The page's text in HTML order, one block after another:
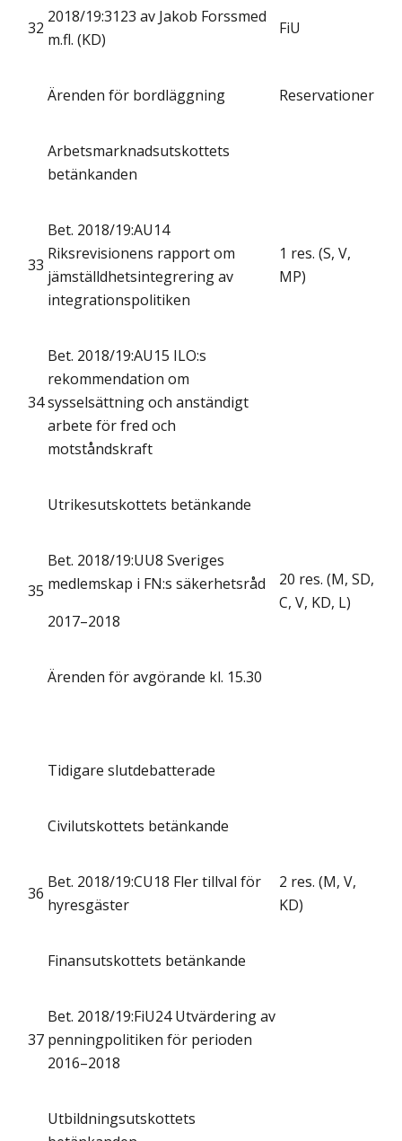
32
2018/19:3123 av Jakob Forssmed
m.fl. (KD)
FiU
Ärenden för bordläggning Reservationer
Arbetsmarknadsutskottets
betänkanden
33
Bet. 2018/19:AU14
Riksrevisionens rapport om
jämställdhetsintegrering av
integrationspolitiken
1 res. (S, V,
MP)
34
Bet. 2018/19:AU15 ILO:s
rekommendation om
sysselsättning och anständigt
arbete för fred och
motståndskraft
Utrikesutskottets betänkande
35
Bet. 2018/19:UU8 Sveriges
medlemskap i FN:s säkerhetsråd
2017–2018
20 res. (M, SD,
C, V, KD, L)
Ärenden för avgörande kl. 15.30
Tidigare slutdebatterade
Civilutskottets betänkande
36
Bet. 2018/19:CU18 Fler tillval för
hyresgäster
2 res. (M, V,
KD)
Finansutskottets betänkande
37
Bet. 2018/19:FiU24 Utvärdering av
penningpolitiken för perioden
2016–2018
Utbildningsutskottets